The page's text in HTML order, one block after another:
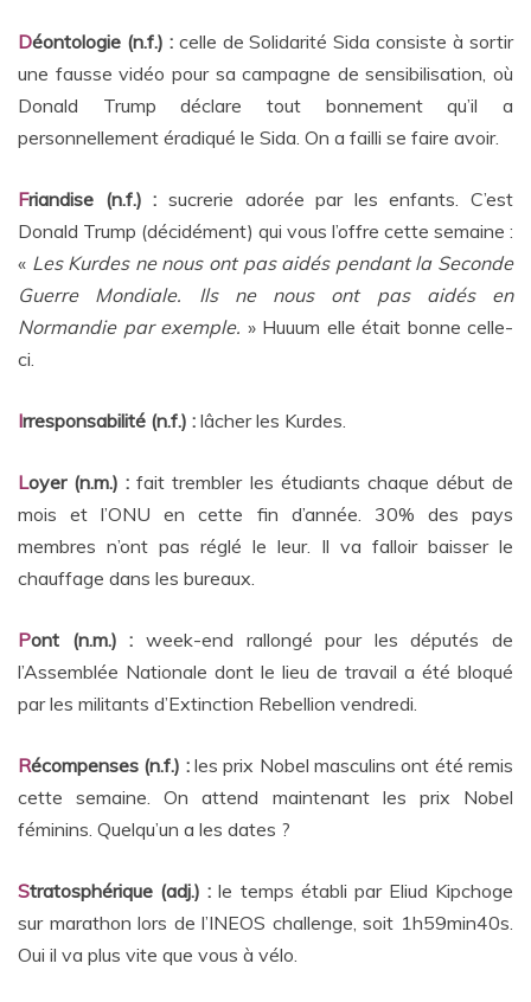
Déontologie (n.f.) :celle de Solidarité Sida consiste à sortir
une fausse vidéo pour sa campagne de sensibilisation, où
Donald Trump déclare tout bonnement qu’il a
personnellement éradiqué le Sida. On a failli se faire avoir.
Friandise (n.f.) : sucrerie adorée par les enfants. C’est
Donald Trump (décidément) qui vous l’offre cette semaine :
« Les Kurdes ne nous ont pas aidés pendant la Seconde
Guerre Mondiale. Ils ne nous ont pas aidés en
Normandie par exemple. » Huuum elle était bonne celle-
ci.
Irresponsabilité (n.f.) : lâcher les Kurdes.
Loyer (n.m.) : fait trembler les étudiants chaque début de
mois et l’ONU en cette fin d’année. 30% des pays
membres n’ont pas réglé le leur. Il va falloir baisser le
chauffage dans les bureaux.
Pont (n.m.) : week-end rallongé pour les députés de
l’Assemblée Nationale dont le lieu de travail a été bloqué
par les militants d’Extinction Rebellion vendredi.
Récompenses (n.f.) :les prix Nobel masculins ont été remis
cette semaine. On attend maintenant les prix Nobel
féminins. Quelqu’un a les dates ?
Stratosphérique (adj.) : le temps établi par Eliud Kipchoge
sur marathon lors de l’INEOS challenge, soit 1h59min40s.
Oui il va plus vite que vous à vélo.